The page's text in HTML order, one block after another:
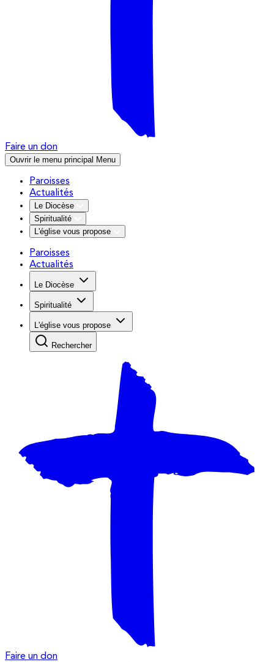
Faire un don
Ouvrir le menu principal Menu
Paroisses
Actualités
Le Diocèse
Spiritualité
L'église vous propose
Paroisses
Actualités
Le Diocèse
Spiritualité
L'église vous propose
Rechercher
Faire un don